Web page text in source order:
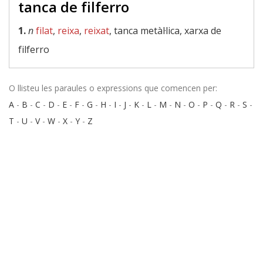
tanca de filferro
1.nfilat, reixa, reixat, tanca metàl·lica, xarxa de
filferro
O llisteu les paraules o expressions que comencen per:
A - B - C - D - E - F - G - H - I - J - K - L - M - N - O - P - Q - R - S -
T - U - V- W - X - Y - Z